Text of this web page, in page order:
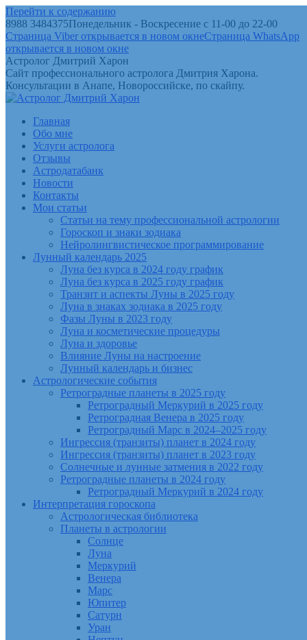
Перейти к содержанию
8988 3484375Понедельник - Воскресение с 11-00 до 22-00
Страница Viber открывается в новом окнеСтраница WhatsApp
открывается в новом окне
Астролог Дмитрий Харон
Сайт профессионального астролога Дмитрия Харона.
Консультации в Анапе, Новороссийске, по скайпу.
Главная
Обо мне
Услуги астролога
Отзывы
Астродатабанк
Новости
Контакты
Мои статьи
Статьи на тему профессиональной астрологии
Гороскоп и знаки зодиака
Нейролингвистическое программирование
Лунный календарь 2025
Луна без курса в 2024 году график
Луна без курса в 2025 году график
Транзит и аспекты Луны в 2025 году
Луна в знаках зодиака в 2025 году
Фазы Луны в 2023 году
Луна и косметические процедуры
Луна и здоровье
Влияние Луны на настроение
Лунный календарь и бизнес
Астрологические события
Ретроградные планеты в 2025 году
Ретроградный Меркурий в 2025 году
Ретроградная Венера в 2025 году
Ретроградный Марс в 2024–2025 году
Ингрессия (транзиты) планет в 2024 году
Ингрессия (транзиты) планет в 2023 году
Солнечные и лунные затмения в 2022 году
Ретроградные планеты в 2024 году
Ретроградный Меркурий в 2024 году
Интерпретация гороскопа
Астрологическая библиотека
Планеты в астрологии
Солнце
Луна
Меркурий
Венера
Марс
Юпитер
Сатурн
Уран